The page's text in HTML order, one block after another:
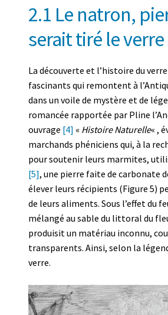
2.1 Le natron,
serait tiré le verre
La découverte et l’histoire du
fascinants qui remontent à
dans un voile de mystère et de
romancée rapportée par Pline
ouvrage [4] « Histoire Naturelle« ,
marchands phéniciens qui, à la
pour soutenir leurs marmites,
[5], une pierre faite de carbonate
élever leurs récipients (Figure 5)
de leurs aliments. Sous l’effet du
mélangé au sable du littoral du
produisit un matériau inconnu,
transparents. Ainsi, selon la
verre.